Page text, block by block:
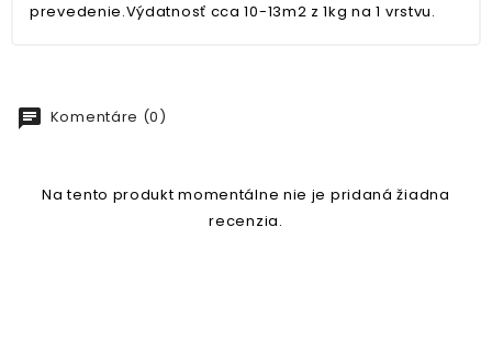
prevedenie.Výdatnosť cca 10-13m2 z 1kg na 1 vrstvu.
chat Komentáre (0)
Na tento produkt momentálne nie je pridaná žiadna
recenzia.